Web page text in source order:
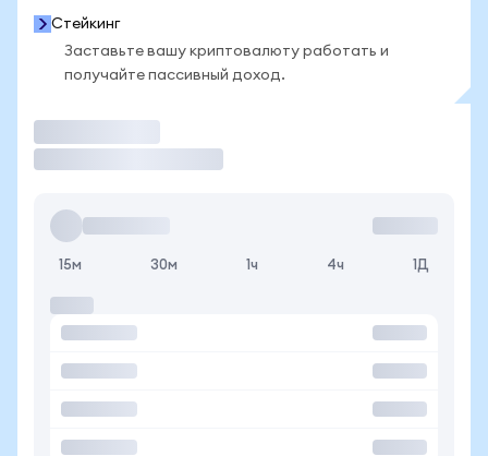
Стейкинг
Заставьте вашу криптовалюту работать и
получайте пассивный доход.
15м 30м 1ч 4ч 1Д